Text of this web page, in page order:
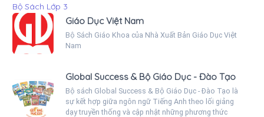
Bộ Sách Lớp 3
Giáo Dục Việt Nam
Bộ Sách Giáo Khoa của Nhà Xuất Bản Giáo Dục Việt
Nam
Global Success & Bộ Giáo Dục - Đào Tạo
Bộ sách Global Success & Bộ Giáo Dục - Đào Tạo là
sự kết hợp giữa ngôn ngữ Tiếng Anh theo lối giảng
dạy truyền thống và cập nhật những phương thức